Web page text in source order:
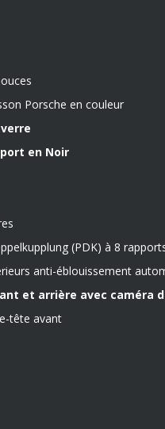
Porsche en couleur
en Noir
(PDK) à 8
anti-éblouissement
et arrière avec caméra
tête avant